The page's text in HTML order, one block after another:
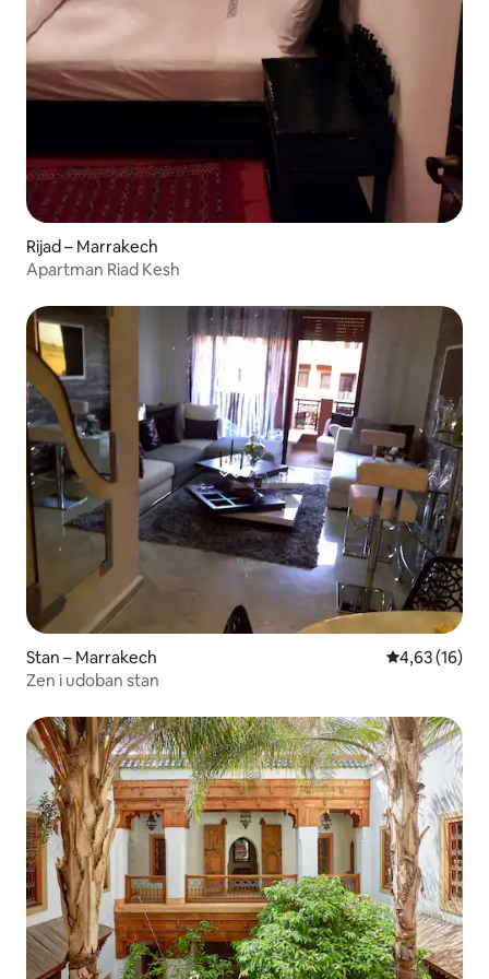
Rijad – Marrakech
Apartman Riad Kesh
Stan – Marrakech Prosječna
4,63 (16)
Zen i udoban stan